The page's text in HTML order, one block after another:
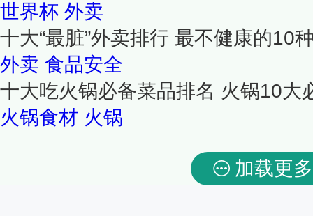
世界杯 外卖
十大“最脏”外卖排行 最不健康的10
外卖 食品安全
十大吃火锅必备菜品排名 火锅10大
火锅食材 火锅
加载更多